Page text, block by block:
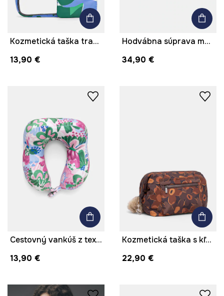
Kozmetická taška transparentná
13,90 €
Hodvábna súprava maska na oči a gumičky do vlasov
34,90 €
Cestovný vankúš z textilného materiálu
13,90 €
Kozmetická taška s kľúčenkou s kvetmi
22,90 €